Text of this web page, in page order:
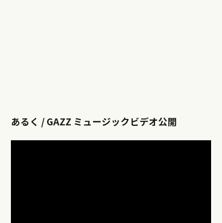
あるく / GAZZ ミュージックビデオ公開